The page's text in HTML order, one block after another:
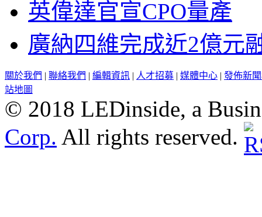
英偉達官宣CPO量產
廣納四維完成近2億元
關於我們 | 聯絡我們 | 編輯資訊 | 人才招募 | 媒體中心 | 發佈新
站地圖
© 2018 LEDinside, a
Corp. All rights reserved.